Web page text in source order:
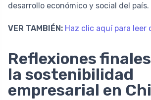
desarrollo económico y social del país.
VER TAMBIÉN: Haz clic aquí para leer
Reflexiones
la sostenibilidad
empresarial en